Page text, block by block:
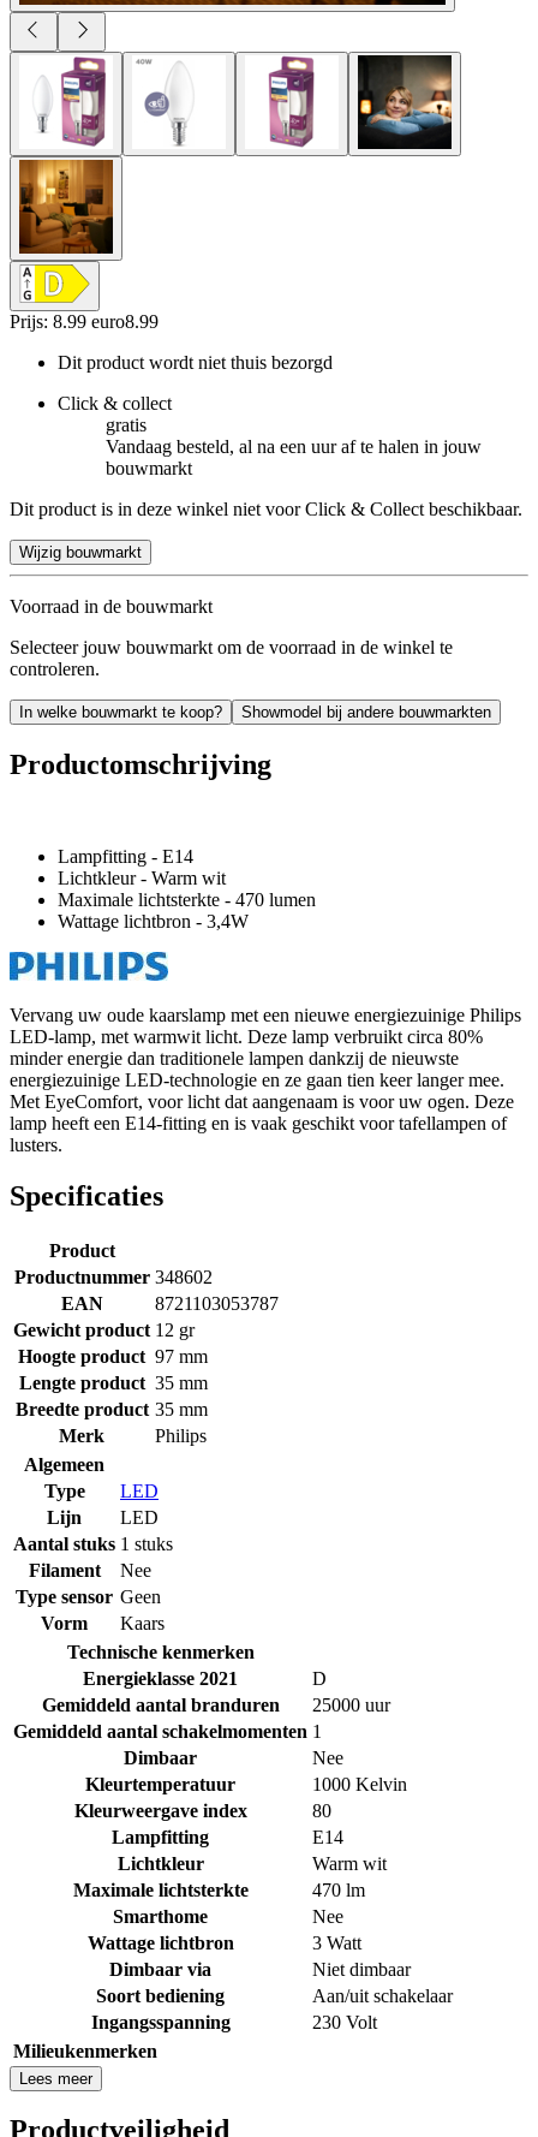
Prijs: 8.99 euro8.99
Dit product wordt niet thuis bezorgd
Click & collect
gratis
Vandaag besteld, al na een uur af te halen in jouw
bouwmarkt
Dit product is in deze winkel niet voor Click & Collect beschikbaar.
Wijzig bouwmarkt
Voorraad in de bouwmarkt
Selecteer jouw bouwmarkt om de voorraad in de winkel te
controleren.
In welke bouwmarkt te koop? Showmodel bij andere bouwmarkten
Productomschrijving
Lampfitting - E14
Lichtkleur - Warm wit
Maximale lichtsterkte - 470 lumen
Wattage lichtbron - 3,4W
Vervang uw oude kaarslamp met een nieuwe energiezuinige Philips
LED-lamp, met warmwit licht. Deze lamp verbruikt circa 80%
minder energie dan traditionele lampen dankzij de nieuwste
energiezuinige LED-technologie en ze gaan tien keer langer mee.
Met EyeComfort, voor licht dat aangenaam is voor uw ogen. Deze
lamp heeft een E14-fitting en is vaak geschikt voor tafellampen of
lusters.
Specificaties
Product
Productnummer 348602
EAN
8721103053787
Gewicht product 12 gr
Hoogte product 97 mm
Lengte product 35 mm
Breedte product 35 mm
Merk
Philips
Algemeen
Type
LED
Lijn
LED
Aantal stuks 1 stuks
Filament
Nee
Type sensor Geen
Vorm
Kaars
Technische kenmerken
Energieklasse 2021
D
Gemiddeld aantal branduren
25000 uur
Gemiddeld aantal schakelmomenten 1
Dimbaar
Nee
Kleurtemperatuur
1000 Kelvin
Kleurweergave index
80
Lampfitting
E14
Lichtkleur
Warm wit
Maximale lichtsterkte
470 lm
Smarthome
Nee
Wattage lichtbron
3 Watt
Dimbaar via
Niet dimbaar
Soort bediening
Aan/uit schakelaar
Ingangsspanning
230 Volt
Milieukenmerken
Lees meer
Productveiligheid